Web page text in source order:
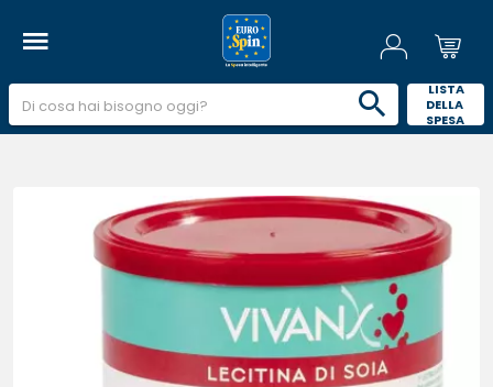
LISTA
DELLA
SPESA